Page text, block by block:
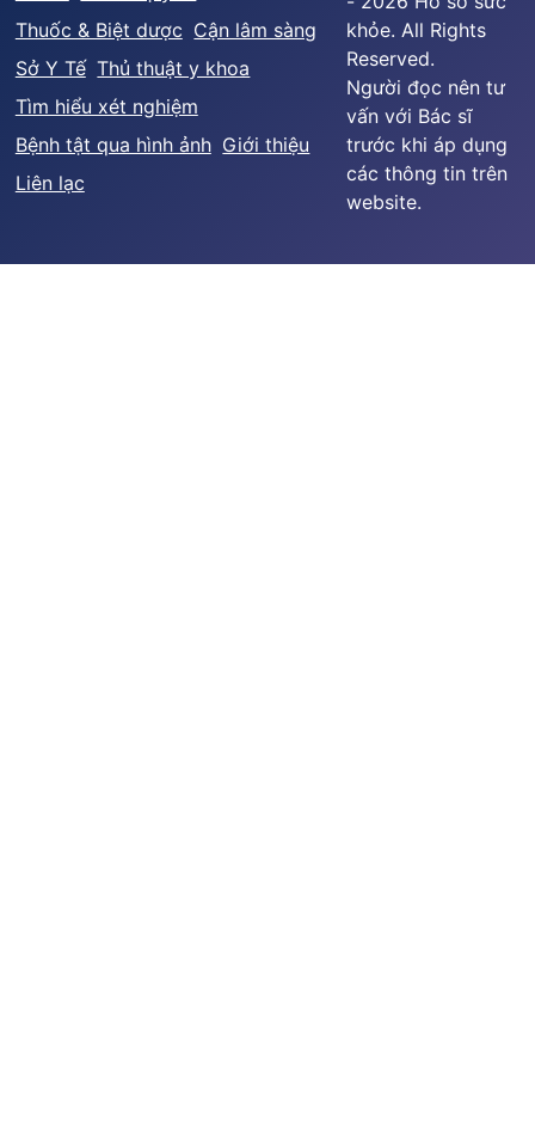
Thuốc & Biệt dược Cận lâm sàng
Sở Y Tế Thủ thuật y khoa
Tìm hiểu xét nghiệm
Bệnh tật qua hình ảnh Giới thiệu
Liên lạc
khỏe. All Rights
Reserved.
Người đọc nên tư
vấn với Bác sĩ
trước khi áp dụng
các thông tin trên
website.